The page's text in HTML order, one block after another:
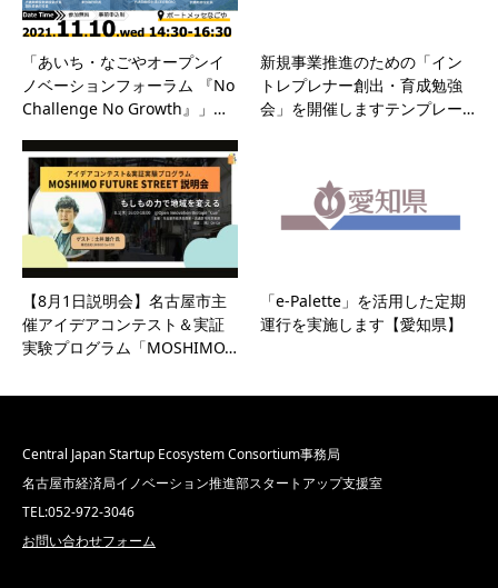
「あいち・なごやオープンイ
ノベーションフォーラム 『No
Challenge No Growth』」…
新規事業推進のための「イン
トレプレナー創出・育成勉強
会」を開催しますテンプレー…
【8月1日説明会】名古屋市主
催アイデアコンテスト＆実証
実験プログラム「MOSHIMO…
「e-Palette」を活用した定期
運行を実施します【愛知県】
Central Japan Startup Ecosystem Consortium事務局
名古屋市経済局イノベーション推進部スタートアップ支援室
TEL:052-972-3046
お問い合わせフォーム